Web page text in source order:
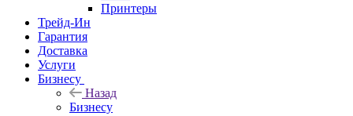
Принтеры
Трейд-Ин
Гарантия
Доставка
Услуги
Бизнесу
Назад
Бизнесу